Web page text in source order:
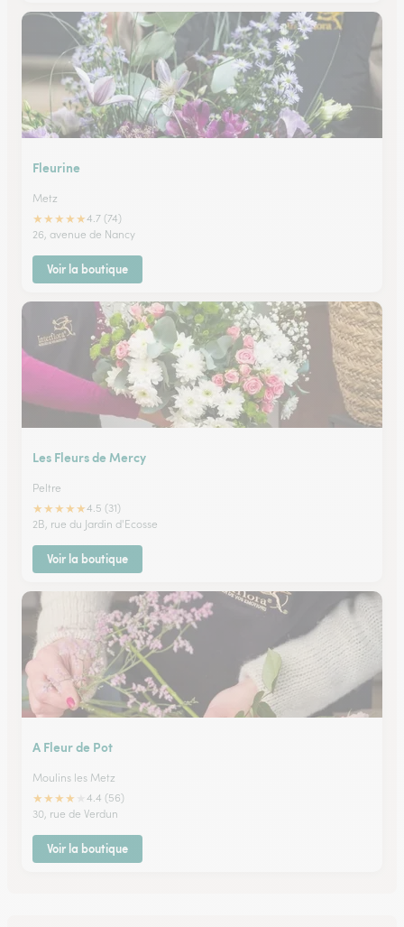
Fleurine
Metz
★★★★★4.7 (74)
26, avenue de Nancy
Voir la boutique
Les Fleurs de Mercy
Peltre
★★★★★4.5 (31)
2B, rue du Jardin d'Ecosse
Voir la boutique
A Fleur de Pot
Moulins les Metz
★★★★
4.4 (56)
30, rue de Verdun
Voir la boutique